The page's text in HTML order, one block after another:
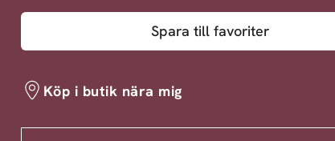
Spara till favoriter
Köp i butik nära mig